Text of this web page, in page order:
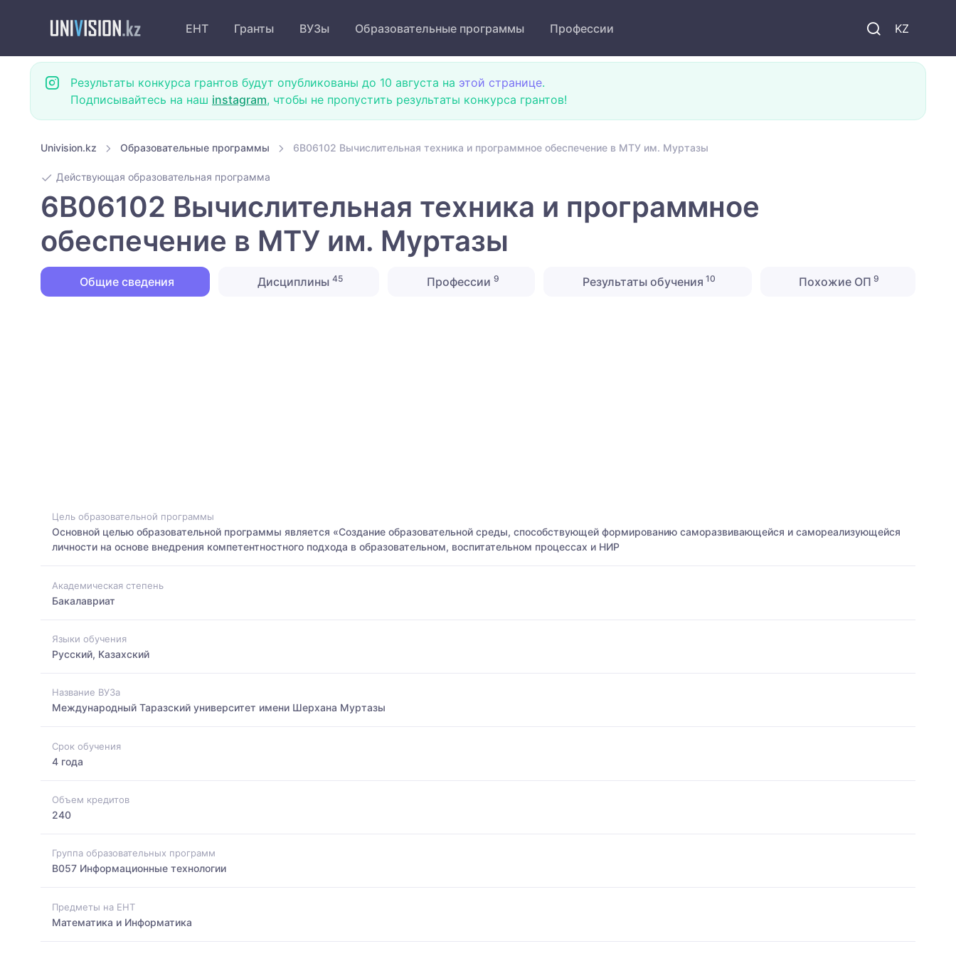
KZ
ЕНТ Гранты ВУЗы Образовательные программы Профессии
Результаты конкурса грантов будут опубликованы до 10 августа на этой странице.
Подписывайтесь на наш instagram, чтобы не пропустить результаты конкурса грантов!
Univision.kz Образовательные программы 6B06102 Вычислительная техника и программное обеспечение в МТУ им. Муртазы
Действующая образовательная программа
6B06102 Вычислительная техника и программное
обеспечение в МТУ им. Муртазы
Общие сведения Дисциплины45 Профессии 9 Результаты обучения 10 Похожие ОП 9
Цель образовательной программы
Основной целью образовательной программы является «Создание образовательной среды, способствующей формированию саморазвивающейся и самореализующейся
личности на основе внедрения компетентностного подхода в образовательном, воспитательном процессах и НИР
Академическая степень
Бакалавриат
Языки обучения
Русский, Казахский
Название ВУЗа
Международный Таразский университет имени Шерхана Муртазы
Срок обучения
4 года
Объем кредитов
240
Группа образовательных программ
B057 Информационные технологии
Предметы на ЕНТ
Математика и Информатика